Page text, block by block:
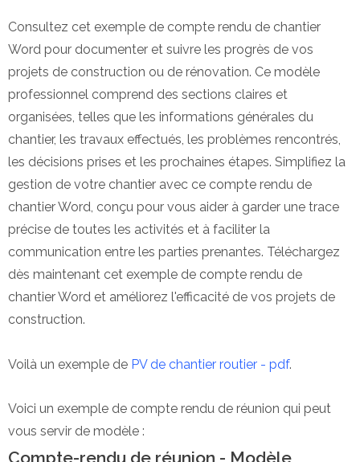
Consultez cet exemple de compte rendu de chantier
Word pour documenter et suivre les progrès de vos
projets de construction ou de rénovation. Ce modèle
professionnel comprend des sections claires et
organisées, telles que les informations générales du
chantier, les travaux effectués, les problèmes rencontrés,
les décisions prises et les prochaines étapes. Simplifiez la
gestion de votre chantier avec ce compte rendu de
chantier Word, conçu pour vous aider à garder une trace
précise de toutes les activités et à faciliter la
communication entre les parties prenantes. Téléchargez
dès maintenant cet exemple de compte rendu de
chantier Word et améliorez l'efficacité de vos projets de
construction.
Voilà un exemple de PV de chantier routier - pdf.
Voici un exemple de compte rendu de réunion qui peut
vous servir de modèle :
Compte-rendu de réunion - Modèle